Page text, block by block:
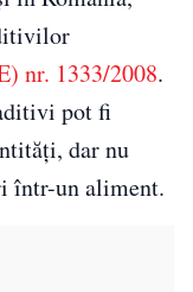
nr. 1333/2008.
pot fi
dar nu
într-un aliment.